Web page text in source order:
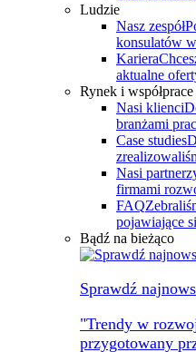
Ludzie
Nasz zespół
konsulatów
Kariera
aktualne
Rynek i współprace
Nasi klienci
branżami
Case studies
Nasi
firmami
FAQ
pojawiające
Bądź na bieżąco
Sprawdź
"Trendy w
przygotowany